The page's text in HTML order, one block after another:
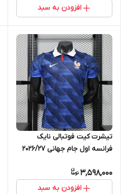
افزودن به سبد
تیشرت کیت فوتبالی نایک
فرانسه اول جام جهانی 2026/27
3,598,000
افزودن به سبد